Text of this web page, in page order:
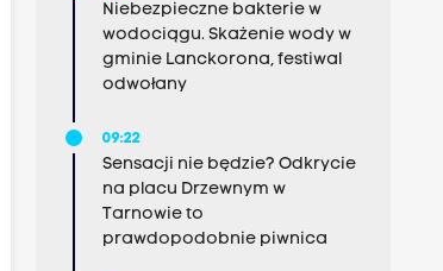
Niebezpieczne bakterie w
wodociągu. Skażenie wody w
gminie Lanckorona, festiwal
odwołany
09:22
Sensacji nie będzie? Odkrycie
na placu Drzewnym w
Tarnowie to
prawdopodobnie piwnica